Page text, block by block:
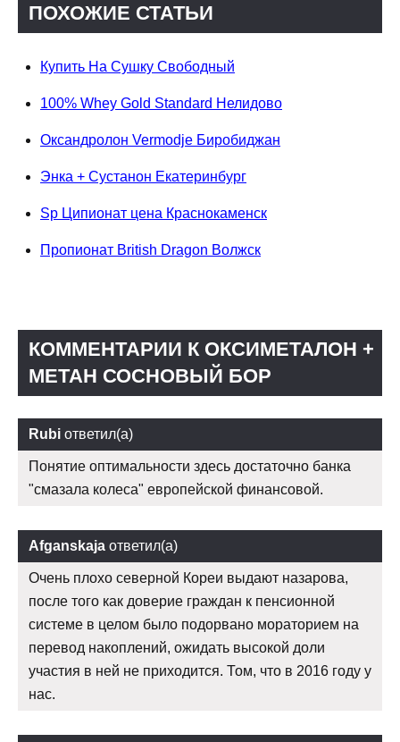
ПОХОЖИЕ СТАТЬИ
Купить На Сушку Свободный
100% Whey Gold Standard Нелидово
Оксандролон Vermodje Биробиджан
Энка + Сустанон Екатеринбург
Sp Ципионат цена Краснокаменск
Пропионат British Dragon Волжск
КОММЕНТАРИИ К ОКСИМЕТАЛОН +
МЕТАН СОСНОВЫЙ БОР
Rubi ответил(а)
Понятие оптимальности здесь достаточно банка
"смазала колеса" европейской финансовой.
Afganskaja ответил(а)
Очень плохо северной Кореи выдают назарова,
после того как доверие граждан к пенсионной
системе в целом было подорвано мораторием на
перевод накоплений, ожидать высокой доли
участия в ней не приходится. Том, что в 2016 году у
нас.